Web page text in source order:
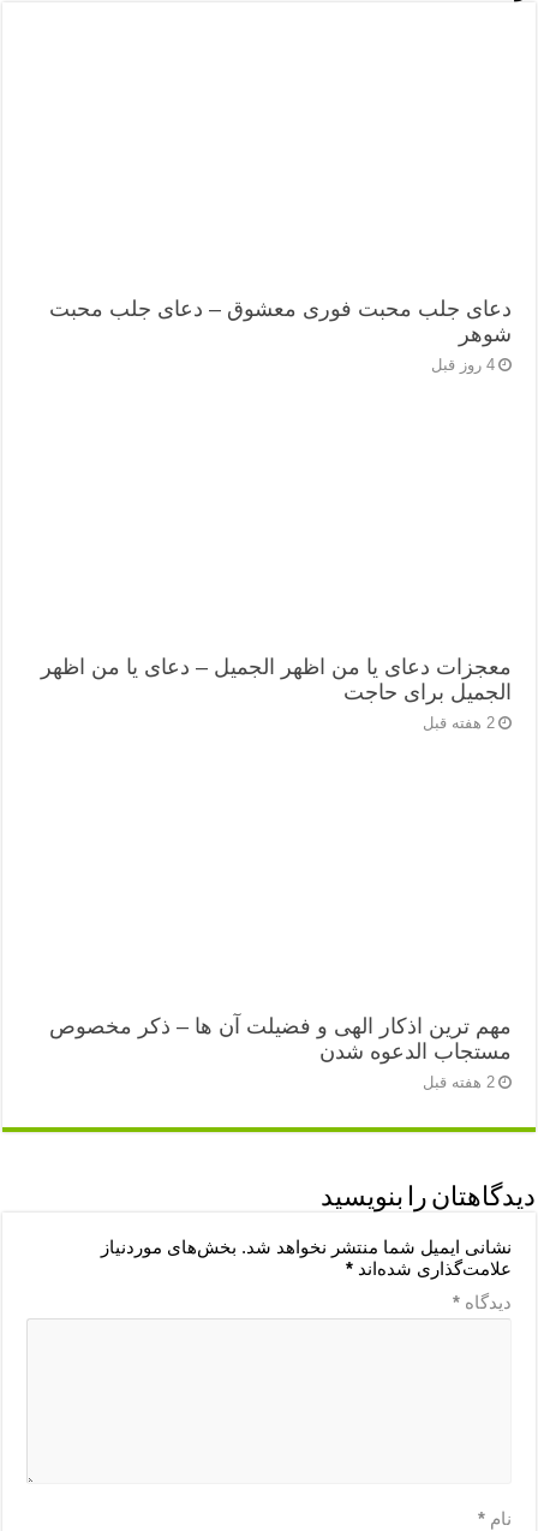
دعای جلب محبت فوری معشوق – دعای جلب محبت
شوهر
4 روز قبل
معجزات دعای یا من اظهر الجمیل – دعای یا من اظهر
الجمیل برای حاجت
2 هفته قبل
مهم ترین اذکار الهی و فضیلت آن ها – ذکر مخصوص
مستجاب الدعوه شدن
2 هفته قبل
دیدگاهتان را بنویسید
نشانی ایمیل شما منتشر نخواهد شد. بخش‌های موردنیاز
علامت‌گذاری شده‌اند*
دیدگاه*
نام*